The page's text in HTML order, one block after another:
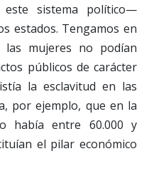
este sistema político—
estados. Tengamos en
mujeres no podían
públicos de carácter
la esclavitud en las
por ejemplo, que en la
había entre 60.000 y
el pilar económico